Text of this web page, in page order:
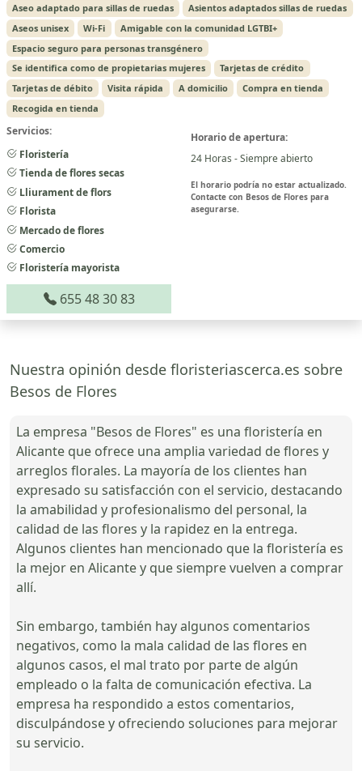
Aseo adaptado para sillas de ruedas
Asientos adaptados sillas de ruedas
Aseos unisex
Wi-Fi
Amigable con la comunidad LGTBI+
Espacio seguro para personas transgénero
Se identifica como de propietarias mujeres
Tarjetas de crédito
Tarjetas de débito
Visita rápida A domicilio
Compra en tienda
Recogida en tienda
Servicios:
Floristería
Tienda de flores secas
Lliurament de flors
Florista
Mercado de flores
Comercio
Floristería mayorista
Horario de apertura:
24 Horas - Siempre abierto
El horario podría no estar actualizado.
Contacte con Besos de Flores para
asegurarse.
655 48 30 83
Nuestra opinión desde floristeriascerca.es sobre
Besos de Flores
La empresa "Besos de Flores" es una floristería en
Alicante que ofrece una amplia variedad de flores y
arreglos florales. La mayoría de los clientes han
expresado su satisfacción con el servicio, destacando
la amabilidad y profesionalismo del personal, la
calidad de las flores y la rapidez en la entrega.
Algunos clientes han mencionado que la floristería es
la mejor en Alicante y que siempre vuelven a comprar
allí.
Sin embargo, también hay algunos comentarios
negativos, como la mala calidad de las flores en
algunos casos, el mal trato por parte de algún
empleado o la falta de comunicación efectiva. La
empresa ha respondido a estos comentarios,
disculpándose y ofreciendo soluciones para mejorar
su servicio.